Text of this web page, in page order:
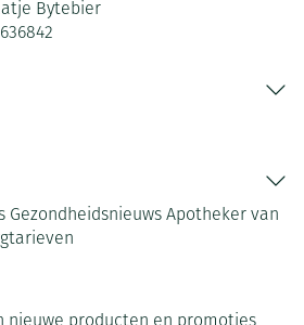
Bytebier
Gezondheidsnieuws Apotheker van